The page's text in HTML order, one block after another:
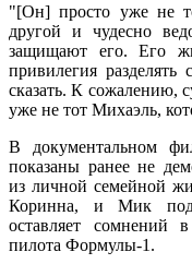
"[Он] просто уже не
другой и чудесно
защищают его. Его
привилегия
сказать. К сожалению,
уже не тот Михаэль,
В документальном
показаны ранее не
из личной семейной
Коринна, и Мик
оставляет сомнений
пилота Формулы-1.